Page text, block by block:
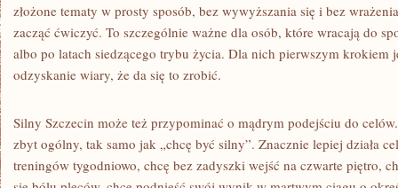
złożone tematy w prosty sposób, bez wywyższania się i bez
zacząć ćwiczyć. To szczególnie ważne dla osób, które wracają do
albo po latach siedzącego trybu życia. Dla nich pierwszym krokiem
odzyskanie wiary, że da się to zrobić.
Silny Szczecin może też przypominać o mądrym podejściu do
zbyt ogólny, tak samo jak „chcę być silny”. Znacznie lepiej działa
treningów tygodniowo, chcę bez zadyszki wejść na czwarte piętro,